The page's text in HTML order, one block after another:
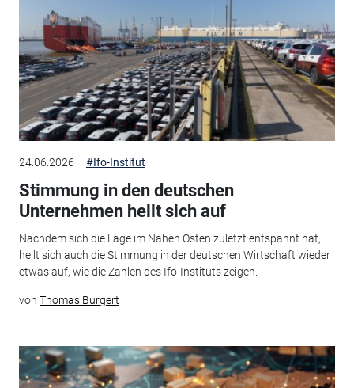
24.06.2026 #Ifo-Institut
Stimmung in den deutschen
Unternehmen hellt sich auf
Nachdem sich die Lage im Nahen Osten zuletzt entspannt hat,
hellt sich auch die Stimmung in der deutschen Wirtschaft wieder
etwas auf, wie die Zahlen des Ifo-Instituts zeigen.
von Thomas Burgert